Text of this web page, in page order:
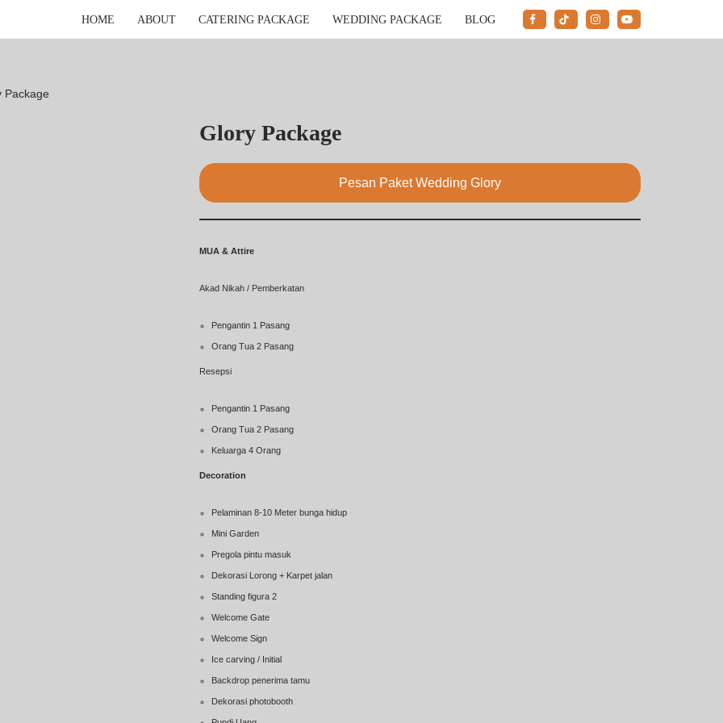
HOME ABOUT CATERING PACKAGE WEDDING PACKAGE BLOG
Package
Glory Package
Pesan Paket Wedding Glory
MUA & Attire
Akad Nikah / Pemberkatan
Pengantin 1 Pasang
Orang Tua 2 Pasang
Resepsi
Pengantin 1 Pasang
Orang Tua 2 Pasang
Keluarga 4 Orang
Decoration
Pelaminan 8-10 Meter bunga hidup
Mini Garden
Pregola pintu masuk
Dekorasi Lorong + Karpet jalan
Standing figura 2
Welcome Gate
Welcome Sign
Ice carving / Initial
Backdrop penerima tamu
Dekorasi photobooth